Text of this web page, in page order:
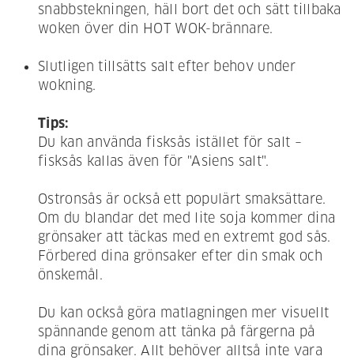
snabbstekningen, häll bort det och sätt tillbaka
woken över din HOT WOK-brännare.
Slutligen tillsätts salt efter behov under
wokning.
Tips:
Du kan använda fisksås istället för salt –
fisksås kallas även för "Asiens salt".
Ostronsås är också ett populärt smaksättare.
Om du blandar det med lite soja kommer dina
grönsaker att täckas med en extremt god sås.
Förbered dina grönsaker efter din smak och
önskemål.
Du kan också göra matlagningen mer visuellt
spännande genom att tänka på färgerna på
dina grönsaker. Allt behöver alltså inte vara